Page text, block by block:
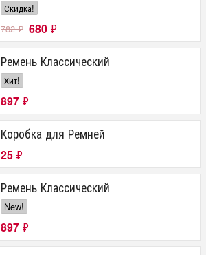
Скидка!
782₽ 680 ₽
Ремень Классический
Хит!
897 ₽
Коробка для Ремней
25 ₽
Ремень Классический
New!
897 ₽